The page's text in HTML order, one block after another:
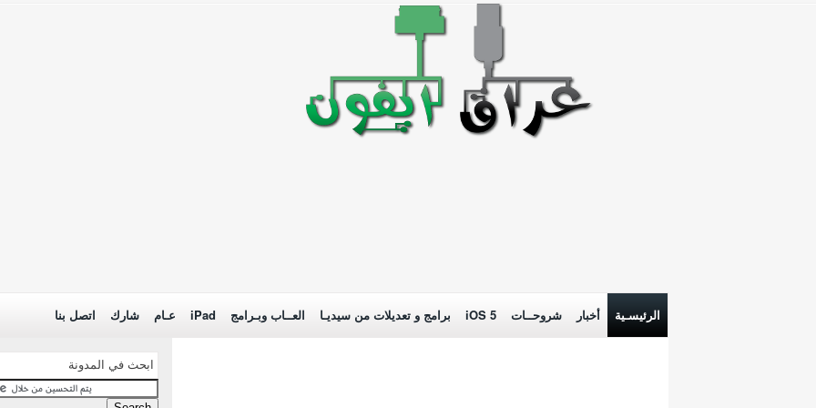
الرئيسـية أخبار شروحــات iOS 5 برامج و تعديلات من سيديـا العــاب وبـرامج iPad عـام شارك اتصل بنا